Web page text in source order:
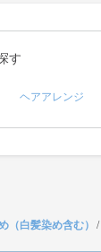
す
ヘアアレンジ
（白髪染め含む） /